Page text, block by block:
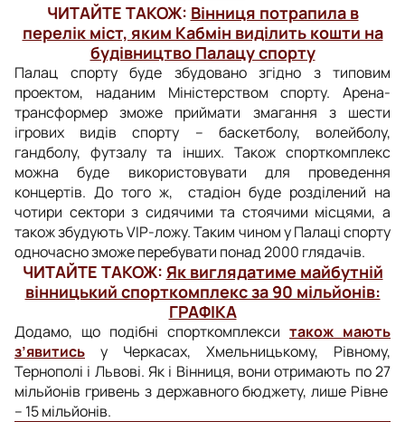
ЧИТАЙТЕ ТАКОЖ: Вінниця потрапила в
перелік міст, яким Кабмін виділить кошти на
будівництво Палацу спорту
Палац спорту буде збудовано згідно з типовим
проектом, наданим Міністерством спорту. Арена-
трансформер зможе приймати змагання з шести
ігрових видів спорту – баскетболу, волейболу,
гандболу, футзалу та інших. Також спорткомплекс
можна буде використовувати для проведення
концертів. До того ж, стадіон буде розділений на
чотири сектори з сидячими та стоячими місцями, а
також збудують VIP-ложу. Таким чином у Палаці спорту
одночасно зможе перебувати понад 2000 глядачів.
ЧИТАЙТЕ ТАКОЖ: Як виглядатиме майбутній
вінницький спорткомплекс за 90 мільйонів:
ГРАФІКА
Додамо, що подібні спорткомплекси також мають
з’явитись у Черкасах, Хмельницькому, Рівному,
Тернополі і Львові. Як і Вінниця, вони отримають по 27
мільйонів гривень з державного бюджету, лише Рівне
– 15 мільйонів.